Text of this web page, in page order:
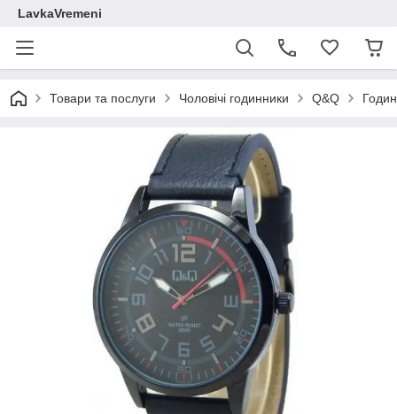
LavkaVremeni
Товари та послуги Чоловічі годинники Q&Q